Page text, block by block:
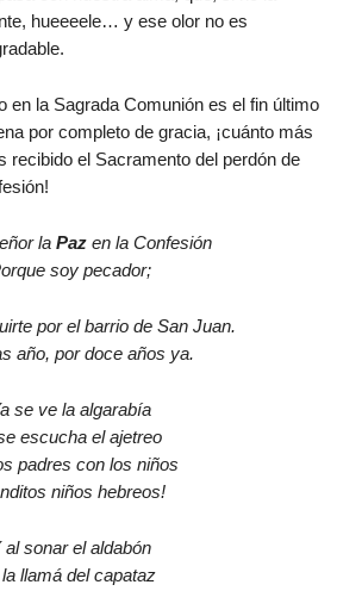
hueeeele… y ese olor no es
en la Sagrada Comunión es el fin último
por completo de gracia, ¡cuánto más
recibido el Sacramento del perdón de
la Pazen la Confesión
soy pecador;
por el barrio de San Juan.
año, por doce años ya.
se ve la algarabía
escucha el ajetreo
padres con los niños
niños hebreos!
al sonar el aldabón
llamá del capataz